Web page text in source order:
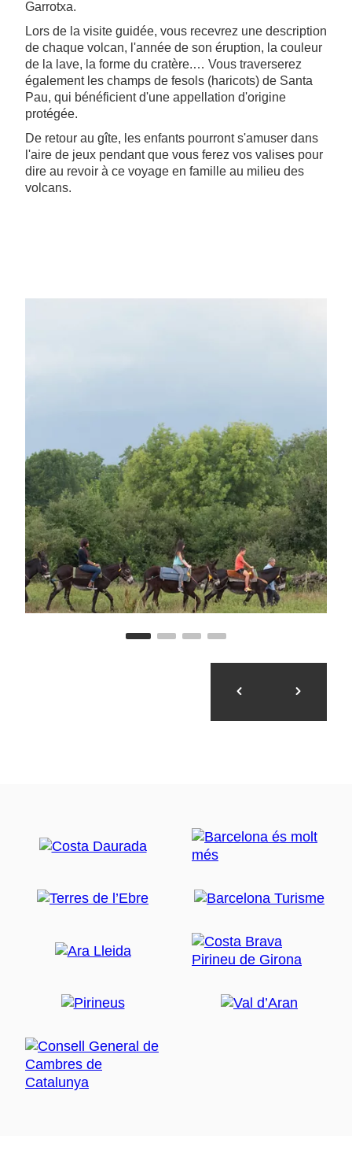
Garrotxa.
Lors de la visite guidée, vous recevrez une description
de chaque volcan, l'année de son éruption, la couleur
de la lave, la forme du cratère.… Vous traverserez
également les champs de fesols (haricots) de Santa
Pau, qui bénéficient d'une appellation d'origine
protégée.
De retour au gîte, les enfants pourront s'amuser dans
l'aire de jeux pendant que vous ferez vos valises pour
dire au revoir à ce voyage en famille au milieu des
volcans.